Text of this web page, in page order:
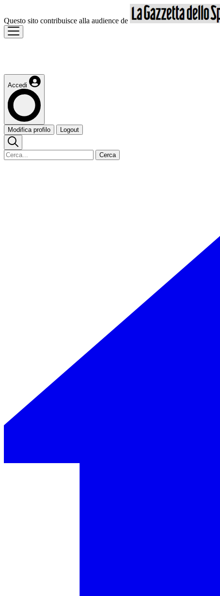
Questo sito contribuisce alla audience de
Accedi
Modifica profilo Logout
Cerca